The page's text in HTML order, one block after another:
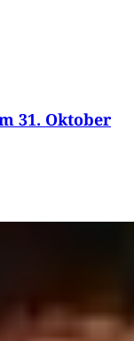
31. Oktober